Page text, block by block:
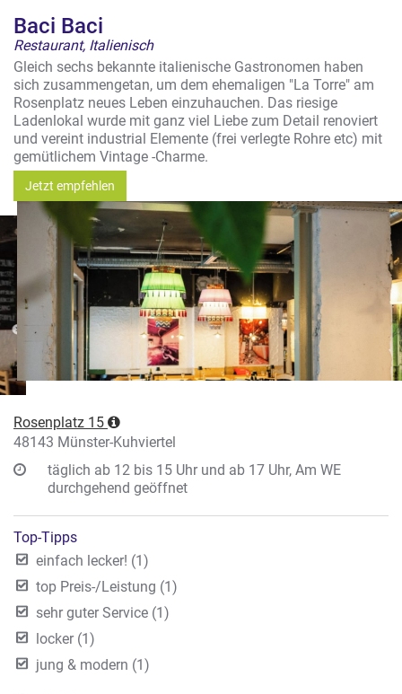
Baci Baci
Restaurant, Italienisch
Gleich sechs bekannte italienische Gastronomen haben
sich zusammengetan, um dem ehemaligen "La Torre" am
Rosenplatz neues Leben einzuhauchen. Das riesige
Ladenlokal wurde mit ganz viel Liebe zum Detail renoviert
und vereint industrial Elemente (frei verlegte Rohre etc) mit
gemütlichem Vintage -Charme.
Jetzt empfehlen
Rosenplatz 15
48143 Münster-Kuhviertel
täglich ab 12 bis 15 Uhr und ab 17 Uhr, Am WE
durchgehend geöffnet
Top-Tipps
einfach lecker! (1)
top Preis-/Leistung (1)
sehr guter Service (1)
locker (1)
jung & modern (1)